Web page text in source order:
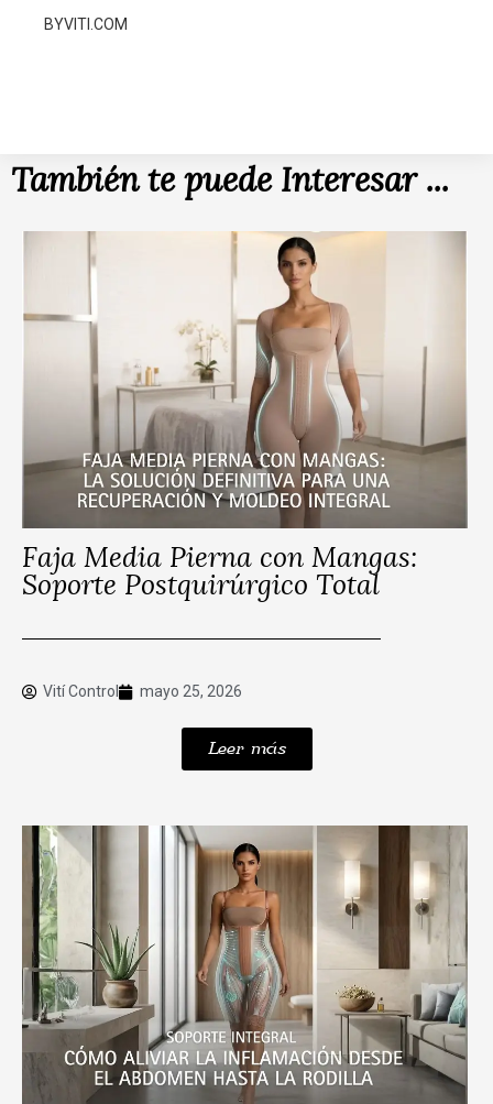
BYVITI.COM
También te puede Interesar ...
Faja Media Pierna con Mangas:
Soporte Postquirúrgico Total
Vití Control mayo 25, 2026
Leer más